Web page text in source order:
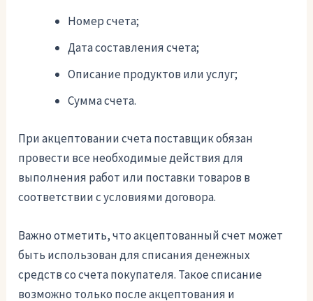
Номер счета;
Дата составления счета;
Описание продуктов или услуг;
Сумма счета.
При акцептовании счета поставщик обязан
провести все необходимые действия для
выполнения работ или поставки товаров в
соответствии с условиями договора.
Важно отметить, что акцептованный счет может
быть использован для списания денежных
средств со счета покупателя. Такое списание
возможно только после акцептования и